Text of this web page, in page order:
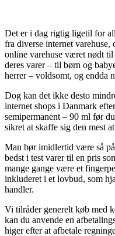
Det er i dag rigtig ligetil for
fra diverse internet
online varehuse været nødt
deres varer – til børn og
herrer – voldsomt, og endda
Dog kan det ikke desto
internet shops i Danmark
semipermanent – 90 ml før
sikret at skaffe sig den mest
Man bør imidlertid være så
bedst i test varer til en pris
mange gange være et
inkluderet i et lovbud, som
handler.
Vi tilråder generelt køb med
kan du anvende en
higer efter at afbetale